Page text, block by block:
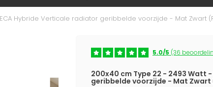
Hybride Verticale radiator geribbelde voorzijde - Mat Zwart
5.0/5 (36
200x40 cm Type 22 - 2493 Watt
geribbelde voorzijde - Mat Zwart